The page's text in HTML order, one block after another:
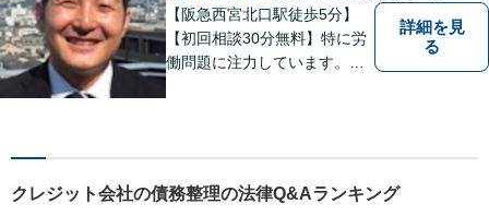
応可】
【阪急西宮北口駅徒歩5分】
【初回相談30分無料】特に労
働問題に注力しています。残
民事事件，家事事件，刑事事
件も幅広く取り扱っておりま
す。
詳細を見
る
クレジット会社の債務整理の法律Q&Aランキング